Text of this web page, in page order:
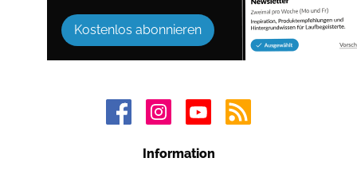
Kostenlos abonnieren
Information